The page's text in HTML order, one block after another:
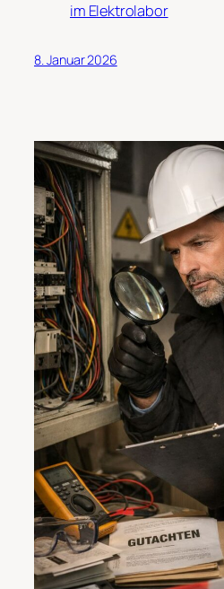
im Elektrolabor
8. Januar 2026